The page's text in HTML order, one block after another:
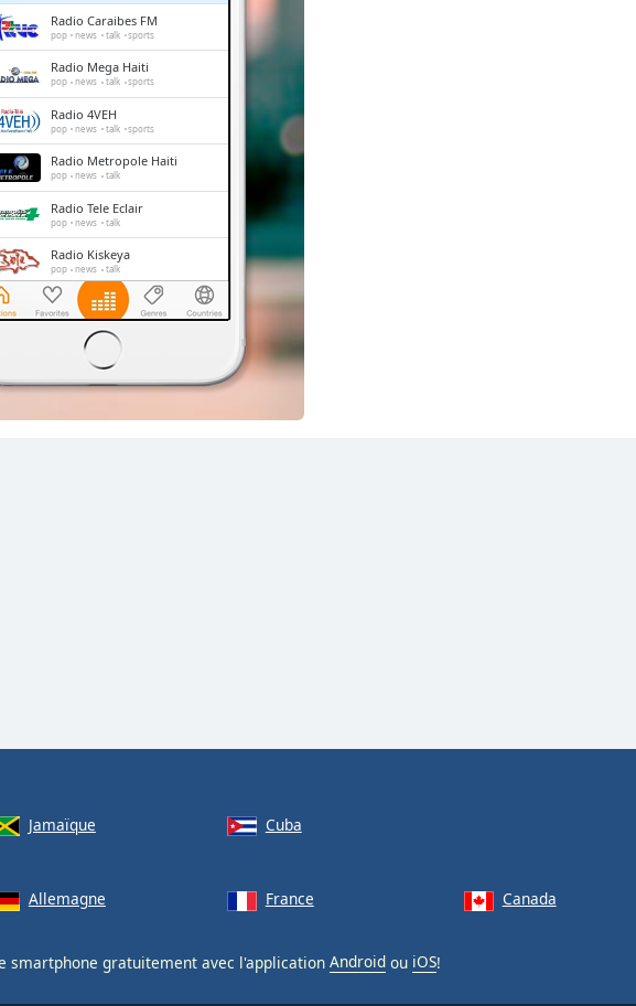
Radio Caraibes FM
pop news talk sports
Radio Mega Haiti
pop news talk sports
Radio 4VEH
pop news talk sports
Radio Metropole Haiti
pop news talk
Radio Tele Eclair
pop news talk
Radio Kiskeya
pop news talk
Radio Ginen
pop news sports
La Voix de l'Esperance
christian contemporary
Jamaïque Cuba
Allemagne France Canada
smartphone gratuitement avec l'application Android ou iOS!